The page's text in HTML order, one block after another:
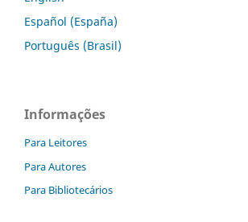
Español (España)
Português (Brasil)
Informações
Para Leitores
Para Autores
Para Bibliotecários